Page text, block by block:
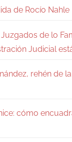
de Rocío Nahle
de lo
Judicial
rehén de
cómo